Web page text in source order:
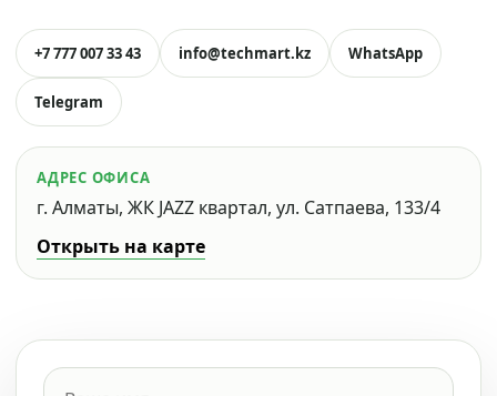
+7 777 007 33 43 info@techmart.kz WhatsApp
Telegram
АДРЕС ОФИСА
г. Алматы, ЖК JAZZ квартал, ул. Сатпаева, 133/4
Открыть на карте